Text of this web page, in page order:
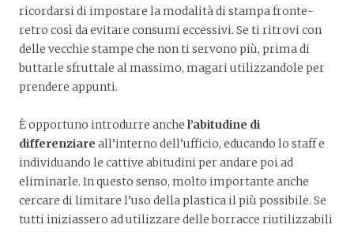
ricordarsi di impostare la modalità di stampa fronte-
retro così da evitare consumi eccessivi. Se ti ritrovi con
delle vecchie stampe che non ti servono più, prima di
buttarle sfruttale al massimo, magari utilizzandole per
prendere appunti.
È opportuno introdurre anche l’abitudine di
differenziare all’interno dell’ufficio, educando lo staff e
individuando le cattive abitudini per andare poi ad
eliminarle. In questo senso, molto importante anche
cercare di limitare l’uso della plastica il più possibile. Se
tutti iniziassero ad utilizzare delle borracce riutilizzabili